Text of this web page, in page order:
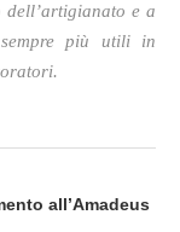
dell’artigianato e a
più utili in
all’Amadeus